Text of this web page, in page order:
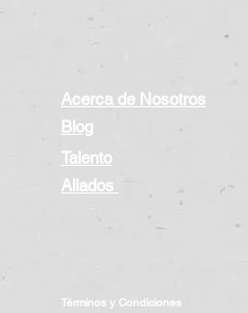
Acerca de Nosotros
Blog
Talento
Aliados
Términos y Condiciones